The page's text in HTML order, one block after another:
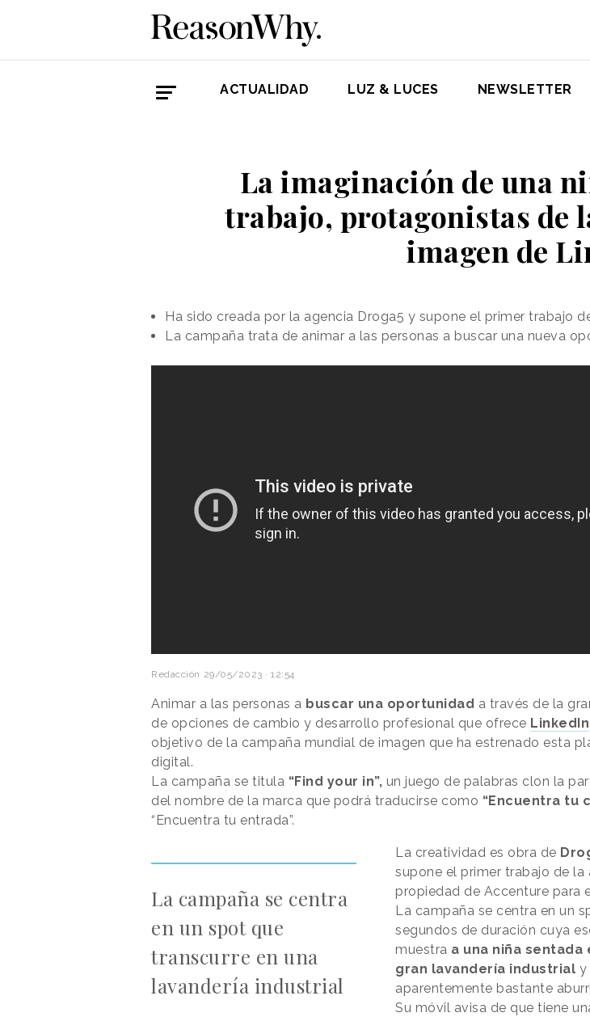
ACTUALIDAD LUZ & LUCES NEWSLETTER
La imaginación de una
trabajo, protagonistas de
imagen de
Ha sido creada por la agencia Droga5 y supone el primer trabajo
La campaña trata de animar a las personas a buscar una nueva
Redacción 29/05/2023 · 12:54
Animar a las personas a buscar una oportunidad a través de la
de opciones de cambio y desarrollo profesional que ofrece LinkedIn
objetivo de la campaña mundial de imagen que ha estrenado esta
digital.
La campaña se titula “Find your in”, un juego de palabras clon la
del nombre de la marca que podrá traducirse como “Encuentra tu
“Encuentra tu entrada”.
La campaña se centra
en un spot que
transcurre en una
lavandería industrial
La creatividad es obra de
supone el primer trabajo de la
propiedad de Accenture para
La campaña se centra en un
segundos de duración cuya
muestra a una niña sentada
gran lavandería industrial y
aparentemente bastante
Su móvil avisa de que tiene